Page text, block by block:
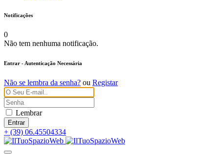
Notificações
0
Não tem nenhuma notificação.
Entrar - Autenticação Necessária
Não se lembra da senha? ou Registar
Lembrar
+ (39) 06.45504334